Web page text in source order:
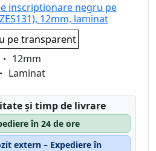
inscriptionare negru pe
12mm, laminat
pe transparent
Eigenschaft:
12mm
Eigenschaft:
Laminat
și timp de livrare
în 24 de ore
extern – Expediere în